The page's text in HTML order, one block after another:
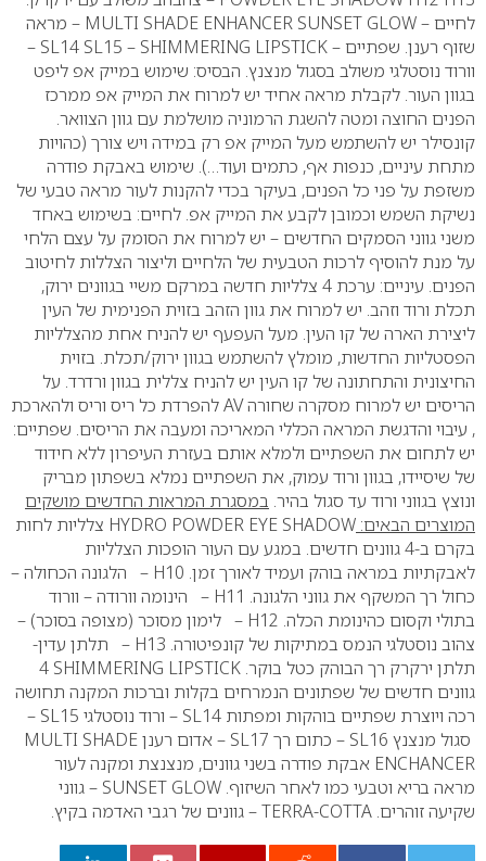
לחיים –MULTI SHADE ENHANCER SUNSET GLOW – מראה
שזוף רענן. שפתיים –SHIMMERING LIPSTICK
–
SL14 SL15
–
וורוד נוסטלגי משולב בסגול מנצנץ. הבסיס: שימוש במייק אפ ליפט
בגוון העור. לקבלת מראה אחיד יש למרוח את המייק אפ ממרכז
הפנים החוצה ומטה להשגת הרמוניה מושלמת עם גוון הצוואר.
קונסילר יש להשתמש מעל המייק אפ רק במידה ויש צורך (כהויות
מתחת עיניים, כנפות אף, כתמים ועוד…). שימוש באבקת פודרה
משזפת על פני כל הפנים, בעיקר בכדי להקנות לעור מראה טבעי של
נשיקת השמש וכמובן לקבע את המייק אפ. לחיים: בשימוש באחד
משני גווני הסמקים החדשים – יש למרוח את הסומק על עצם הלחי
על מנת להוסיף לרכות הטבעית של הלחיים וליצור הצללות לחיטוב
הפנים.
עיניים: ערכת 4 צלליות חדשה במרקם משיי בגוונים ירוק,
תכלת ורוד וזהב. יש למרוח את גוון הזהב בזוית הפנימית של העין
ליצירת הארה של קו העין. מעל העפעף יש להניח אחת מהצלליות
הפסטליות החדשות, מומלץ להשתמש בגוון ירוק/תכלת. בזוית
החיצונית והתחתונה של קו העין יש להניח צללית בגוון ורדרד. על
הריסים יש למרוח מסקרה שחורהAVלהפרדת כל ריס וריס ולהארכת
, עיבוי והדגשת המראה הכללי המאריכה ומעבה את הריסים. שפתיים:
יש לתחום את השפתיים ולמלא אותם בעזרת העיפרון ללא חידוד
של שיסיידו, בגוון ורוד עמוק, את השפתיים נמלא בשפתון מבריק
ונוצץ בגווני ורוד עד סגול בהיר. במסגרת המראות החדשים מושקים
המוצרים הבאים: HYDRO POWDER EYE SHADOW צלליות לחות
בקרם ב-4 גוונים חדשים. במגע עם העור הופכות הצלליות
לאבקתיות במראה בוהק ועמיד לאורך זמן. H10 – הלגונה הכחולה –
כחול רך המשקף את גווני הלגונה. H11 – הינומה וורודה – וורוד
בתולי וקסום כהינומת הכלה. H12 – לימון מסוכר (מצופה בסוכר) –
צהוב נוסטלגי הנמס במתיקות של קונפיטורה. H13 – תלתן עדין-
תלתן ירקרק רך הבוהק כטל בוקר. SHIMMERING LIPSTICK
4
גוונים חדשים של שפתונים הנמרחים בקלות וברכות המקנה תחושה
רכה ויוצרת שפתיים בוהקות ומפתות SL14 – ורוד נוסטלגי SL15
–
סגול מנצנץ SL16 – כתום רך SL17 – אדום רענןMULTI SHADE
ENCHANCER אבקת פודרה בשני גוונים, מנצנצת ומקנה לעור
מראה בריא וטבעי כמו לאחר השיזוף. SUNSET GLOW – גווני
שקיעה זוהרים. TERRA-COTTA– גוונים של רגבי האדמה בקיץ.